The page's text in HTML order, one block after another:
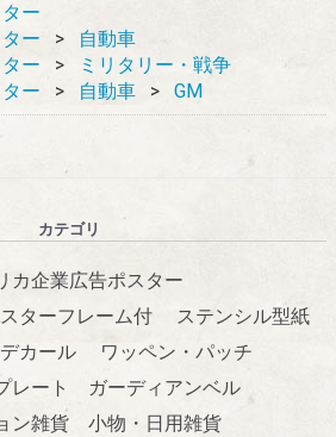
ー
ー
自動車
ー
ミリタリー・戦争
ー
自動車 GM
カテゴリ
カ企業広告ポスター
ターフレーム付
ステンシル型紙
カール
ワッペン・パッチ
レート
ガーディアンベル
ン雑貨
小物・日用雑貨